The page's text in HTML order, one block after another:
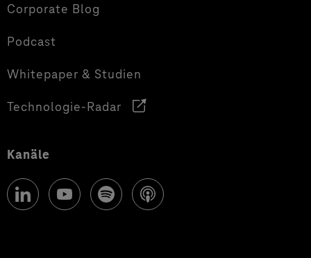
Corporate Blog
Podcast
Whitepaper & Studien
Technologie-Radar
Kanäle